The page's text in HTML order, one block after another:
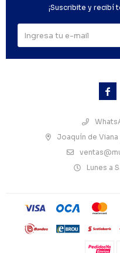

Joaquín de
Lunes a
¡Suscribite y recibí